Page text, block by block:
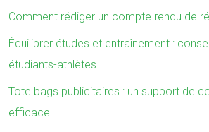
Comment rédiger un compte rendu de
Équilibrer études et entraînement :
étudiants-athlètes
Tote bags publicitaires : un support de
efficace